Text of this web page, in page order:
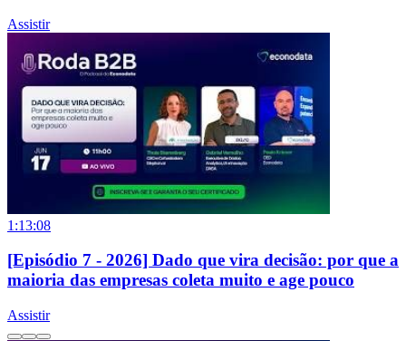
Assistir
1:13:08
[Episódio 7 - 2026] Dado que vira decisão: por que a
maioria das empresas coleta muito e age pouco
Assistir